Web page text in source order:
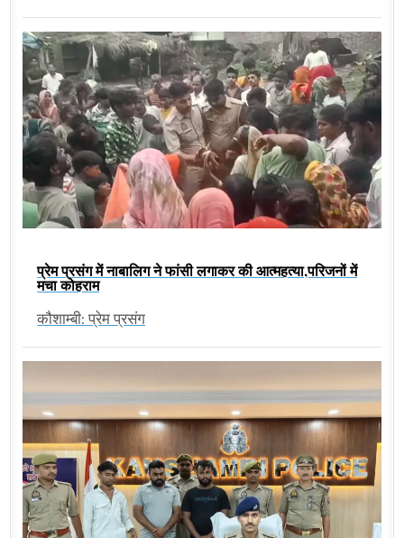
प्रेम प्रसंग में नाबालिग ने फांसी लगाकर की आत्महत्या,परिजनों में
मचा कोहराम
कौशाम्बी: प्रेम प्रसंग